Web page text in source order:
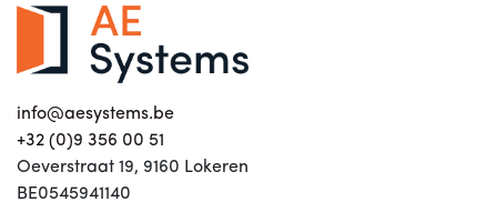
info@aesystems.be
+32 (0)9 356 00 51
Oeverstraat 19, 9160 Lokeren
BE0545941140